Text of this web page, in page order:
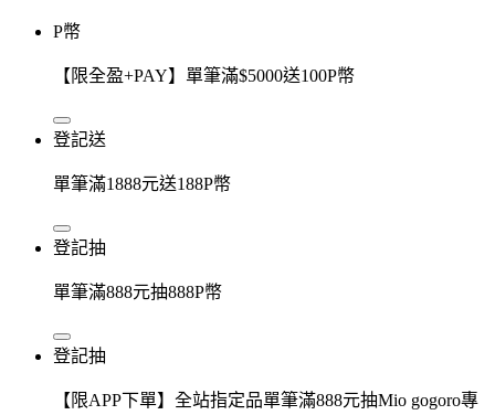
P幣
【限全盈+PAY】單筆滿$5000送100P幣
登記送
單筆滿1888元送188P幣
登記抽
單筆滿888元抽888P幣
登記抽
【限APP下單】全站指定品單筆滿888元抽Mio gogoro專